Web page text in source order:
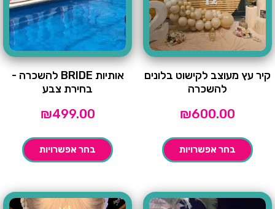
קיר עץ מעוצב לקישוט בלונים
להשכרה
₪600.00
בחר אפשרויות
אותיות BRIDE להשכרה -
בחירת צבע
₪499.00
בחר אפשרויות